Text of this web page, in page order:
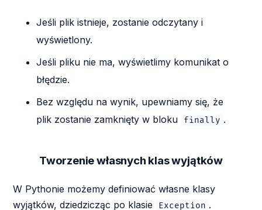
Jeśli plik istnieje, zostanie odczytany i
wyświetlony.
Jeśli pliku nie ma, wyświetlimy komunikat o
błędzie.
Bez względu na wynik, upewniamy się, że
plik zostanie zamknięty w bloku
finally .
Tworzenie własnych klas wyjątków
W Pythonie możemy definiować własne klasy
wyjątków, dziedzicząc po klasie
Exception .